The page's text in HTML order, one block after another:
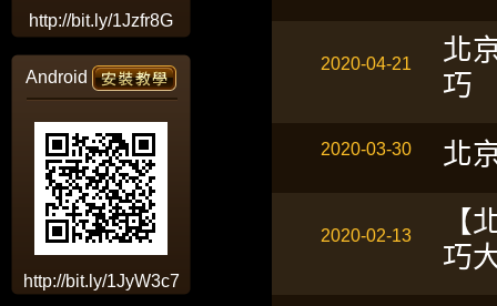
http://bit.ly/1Jzfr8G
Android
http://bit.ly/1JyW3c7
2020-04-21
北
巧
2020-03-30 北
2020-02-13
【
巧